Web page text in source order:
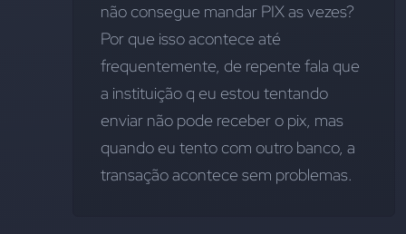
não consegue mandar PIX as vezes?
Por que isso acontece até
frequentemente, de repente fala que
a instituição q eu estou tentando
enviar não pode receber o pix, mas
quando eu tento com outro banco, a
transação acontece sem problemas.